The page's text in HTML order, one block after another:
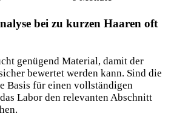
bei zu kurzen Haaren oft
genügend Material, damit der
bewertet werden kann. Sind die
Basis für einen vollständigen
Labor den relevanten Abschnitt